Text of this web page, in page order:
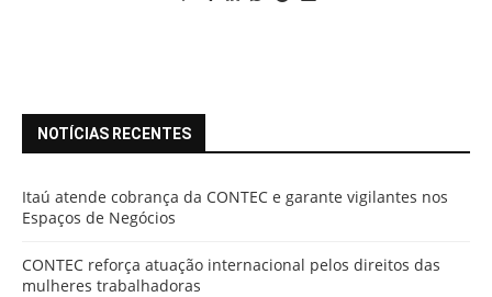
NOTÍCIAS RECENTES
Itaú atende cobrança da CONTEC e garante vigilantes nos
Espaços de Negócios
CONTEC reforça atuação internacional pelos direitos das
mulheres trabalhadoras